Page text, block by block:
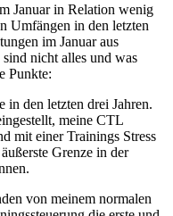
Januar in Relation wenig
Umfängen in den letzten
im Januar aus
nicht alles und was
Punkte:
in den letzten drei Jahren.
meine CTL
mit einer Trainings Stress
Grenze in der
von meinem normalen